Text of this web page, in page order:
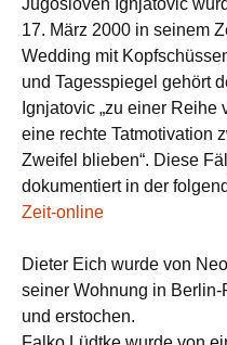
Jugosloven Ignjatovic
17. März 2000 in seinem
Wedding mit
und Tagesspiegel gehört
Ignjatovic „zu einer
eine rechte Tatmotivation
Zweifel blieben“. Diese
dokumentiert in der
Zeit-online
Dieter Eich wurde von
seiner Wohnung in
und erstochen.